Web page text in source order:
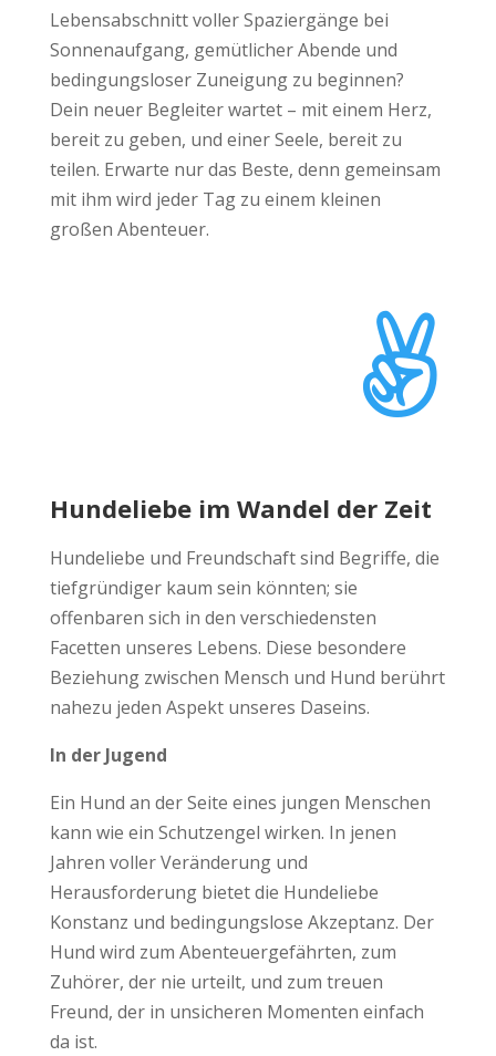
Lebensabschnitt voller Spaziergänge bei
Sonnenaufgang, gemütlicher Abende und
bedingungsloser Zuneigung zu beginnen?
Dein neuer Begleiter wartet – mit einem Herz,
bereit zu geben, und einer Seele, bereit zu
teilen. Erwarte nur das Beste, denn gemeinsam
mit ihm wird jeder Tag zu einem kleinen
großen Abenteuer.

Hundeliebe im Wandel der Zeit
Hundeliebe und Freundschaft sind Begriffe, die
tiefgründiger kaum sein könnten; sie
offenbaren sich in den verschiedensten
Facetten unseres Lebens. Diese besondere
Beziehung zwischen Mensch und Hund berührt
nahezu jeden Aspekt unseres Daseins.
In der Jugend
Ein Hund an der Seite eines jungen Menschen
kann wie ein Schutzengel wirken. In jenen
Jahren voller Veränderung und
Herausforderung bietet die Hundeliebe
Konstanz und bedingungslose Akzeptanz. Der
Hund wird zum Abenteuergefährten, zum
Zuhörer, der nie urteilt, und zum treuen
Freund, der in unsicheren Momenten einfach
da ist.